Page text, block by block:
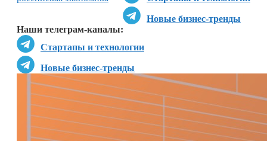
Новые бизнес-тренды
Наши телеграм-каналы:
Стартапы и технологии
Новые бизнес-тренды